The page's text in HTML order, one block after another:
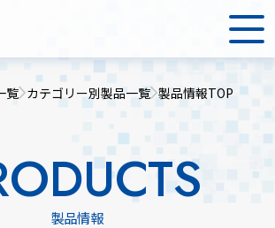
覧 カテゴリー別製品一覧 製品情報TOP
製品情報